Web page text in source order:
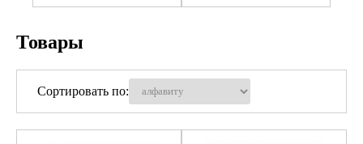
Товары
Сортировать по: